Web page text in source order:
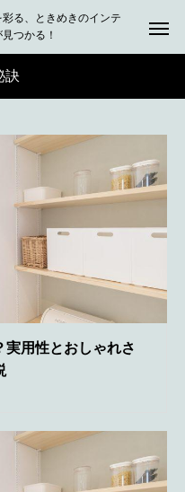
彩る、ときめきのインテ
つかる！
訣
用性とおしゃれさ